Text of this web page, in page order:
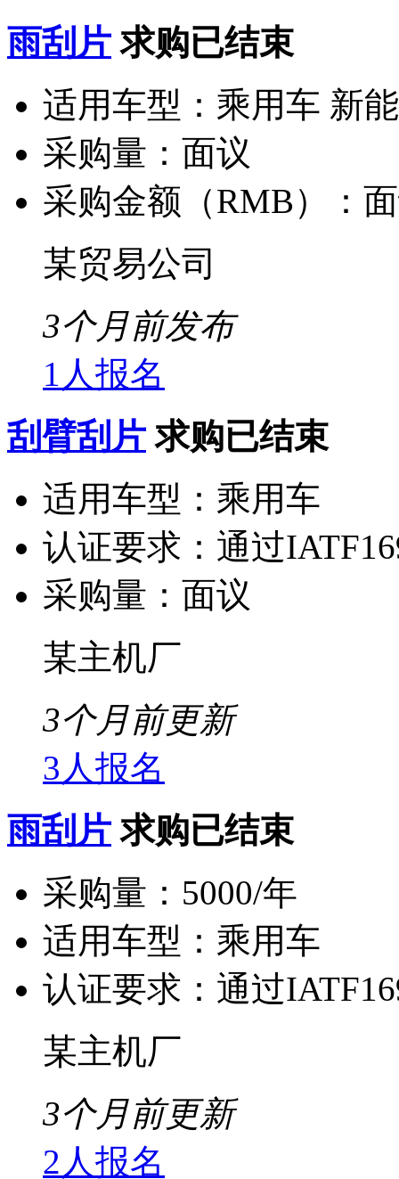
雨刮片 求购已结束
适用车型： 乘用车 新
采购量： 面议
采购金额（RMB）：
某贸易公司
3个月前发布
1人报名
刮臂刮片 求购已结束
适用车型： 乘用车
认证要求： 通过
采购量： 面议
某主机厂
3个月前更新
3人报名
雨刮片 求购已结束
采购量： 5000/年
适用车型： 乘用车
认证要求： 通过
某主机厂
3个月前更新
2人报名